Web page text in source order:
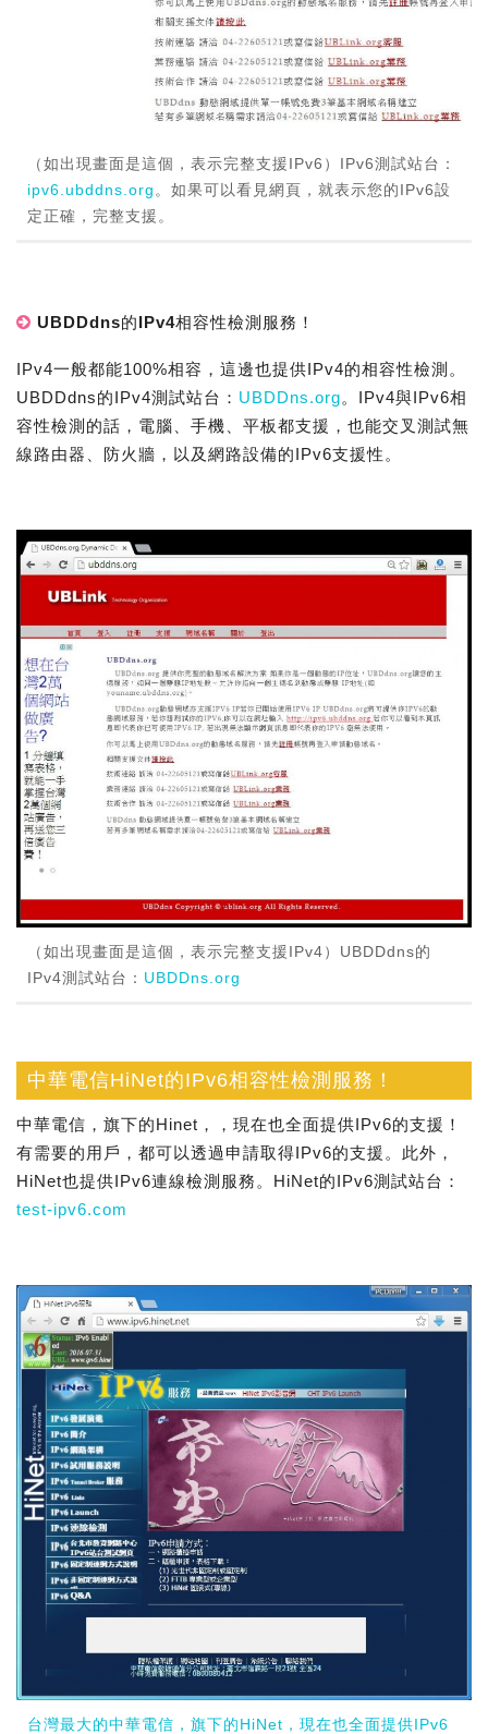
（如出現畫面是這個，表示完整支援IPv6）IPv6測試站台：
ipv6.ubddns.org 。如果可以看見網頁，就表示您的IPv6設
定正確，完整支援。
UBDDdns的IPv4相容性檢測服務！
IPv4一般都能100%相容，這邊也提供IPv4的相容性檢測。
UBDDdns的IPv4測試站台： UBDDns.org。IPv4與IPv6相
容性檢測的話，電腦、手機、平板都支援，也能交叉測試無
線路由器、防火牆，以及網路設備的IPv6支援性。
（如出現畫面是這個，表示完整支援IPv4）UBDDdns的
IPv4測試站台： UBDDns.org
中華電信HiNet的IPv6相容性檢測服務！
中華電信，旗下的Hinet，，現在也全面提供IPv6的支援！
有需要的用戶，都可以透過申請取得IPv6的支援。此外，
HiNet也提供IPv6連線檢測服務。HiNet的IPv6測試站台：
test-ipv6.com
台灣最大的中華電信，旗下的HiNet，現在也全面提供IPv6